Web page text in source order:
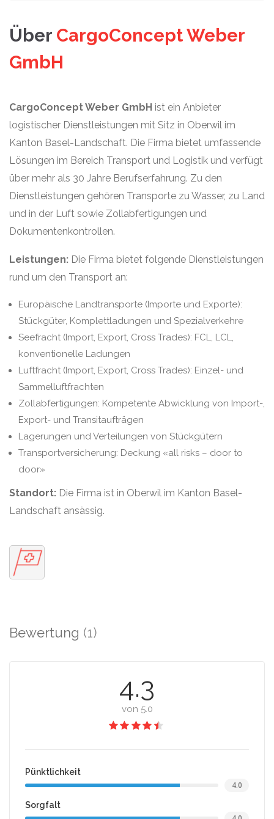
Über CargoConcept Weber
GmbH
CargoConcept Weber GmbH ist ein Anbieter
logistischer Dienstleistungen mit Sitz in Oberwil im
Kanton Basel-Landschaft. Die Firma bietet umfassende
Lösungen im Bereich Transport und Logistik und verfügt
über mehr als 30 Jahre Berufserfahrung. Zu den
Dienstleistungen gehören Transporte zu Wasser, zu Land
und in der Luft sowie Zollabfertigungen und
Dokumentenkontrollen.
Leistungen: Die Firma bietet folgende Dienstleistungen
rund um den Transport an:
Europäische Landtransporte (Importe und Exporte):
Stückgüter, Komplettladungen und Spezialverkehre
Seefracht (Import, Export, Cross Trades): FCL, LCL,
konventionelle Ladungen
Luftfracht (Import, Export, Cross Trades): Einzel- und
Sammelluftfrachten
Zollabfertigungen: Kompetente Abwicklung von Import-,
Export- und Transitaufträgen
Lagerungen und Verteilungen von Stückgütern
Transportversicherung: Deckung «all risks – door to
door»
Standort: Die Firma ist in Oberwil im Kanton Basel-
Landschaft ansässig.
Bewertung (1)
4.3
von 5.0
Pünktlichkeit
4.0
Sorgfalt